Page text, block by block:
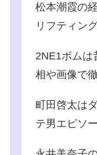
松本潮霞の
リフティン
2NE1ボムは
相や画像で
町田啓太は
テ男エピソ